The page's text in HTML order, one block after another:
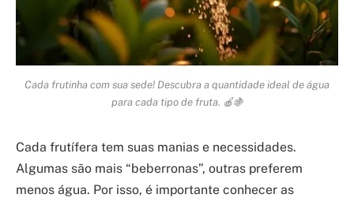
Cada frutinha com sua sede! Descubra a quantidade ideal de água
para cada tipo de fruta. 🍎🍇
Cada frutífera tem suas manias e necessidades.
Algumas são mais “beberronas”, outras preferem
menos água. Por isso, é importante conhecer as